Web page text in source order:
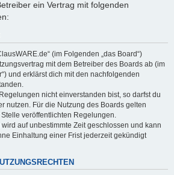
ein Vertrag mit folgenden
(im Folgenden „das Board“)
mit dem Betreiber des Boards ab (im
und erklärst dich mit den nachfolgenden
nicht einverstanden bist, so darfst du
nutzen. Für die Nutzung des Boards gelten
veröffentlichten Regelungen.
auf unbestimmte Zeit geschlossen und kann
Einhaltung einer Frist jederzeit gekündigt